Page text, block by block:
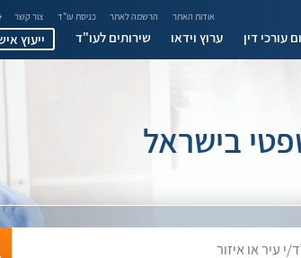
אודות האתר הרשמה לאתר כניסת עו"ד צור קשר
עורכי דין ערוץ וידאו שירותים לעו"ד ייעוץ
בישראל